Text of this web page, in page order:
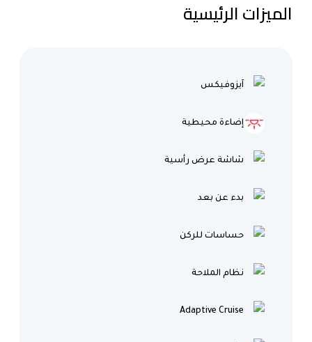
الميزات الرئيسية
آيزوفيكس
إضاءة محيطية
شاشة عرض رأسية
بدء عن بعد
حساسات للركن
نظام الملاحة
Adaptive Cruise